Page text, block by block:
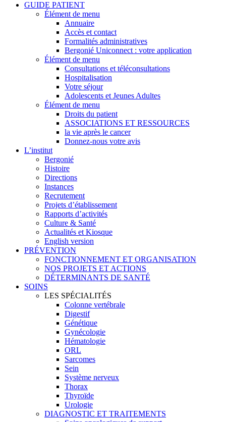
GUIDE PATIENT
Élément de menu
Annuaire
Accès et contact
Formalités administratives
Bergonié Uniconnect : votre application
Élément de menu
Consultations et téléconsultations
Hospitalisation
Votre séjour
Adolescents et Jeunes Adultes
Élément de menu
Droits du patient
ASSOCIATIONS ET RESSOURCES
la vie après le cancer
Donnez-nous votre avis
L’institut
Bergonié
Histoire
Directions
Instances
Recrutement
Projets d’établissement
Rapports d’activités
Culture & Santé
Actualités et Kiosque
English version
PRÉVENTION
FONCTIONNEMENT ET ORGANISATION
NOS PROJETS ET ACTIONS
DÉTERMINANTS DE SANTÉ
SOINS
LES SPÉCIALITÉS
Colonne vertébrale
Digestif
Génétique
Gynécologie
Hématologie
ORL
Sarcomes
Sein
Système nerveux
Thorax
Thyroïde
Urologie
DIAGNOSTIC ET TRAITEMENTS